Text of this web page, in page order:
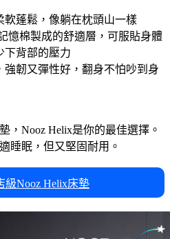
軟蓬鬆，像躺在枕頭山一樣
憶棉製成的舒適層，可服貼身體
下背部的壓力
強韌又彈性好，翻身不怕吵到身
，Nooz Helix是你的最佳選擇。
睡眠，但又堅固耐用。
級Nooz Helix床墊